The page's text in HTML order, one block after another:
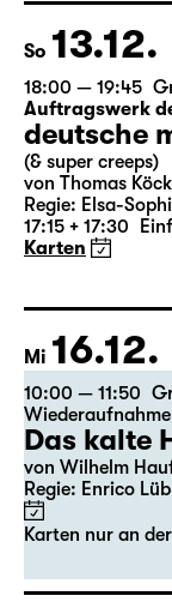
Regie: Stephan
Karten
So 13.12.
18:00 — 19:45
Auftragswerk
deutsche
(& super creeps)
17:15 + 17:30
Karten
Mi 16.12.
10:00 — 11:50
Wiederaufnahme
Das kalte
Regie: Enrico